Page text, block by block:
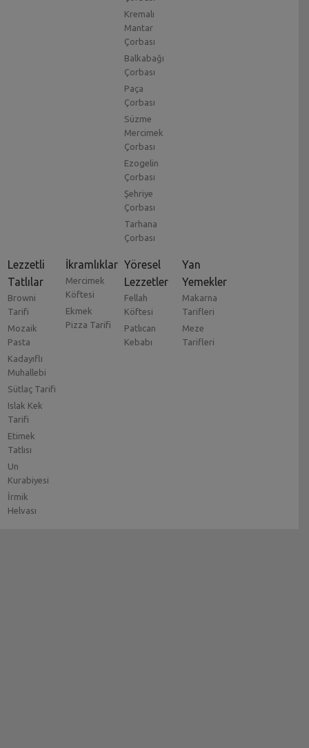
Kremalı
Mantar
Çorbası
Balkabağı
Çorbası
Paça
Çorbası
Süzme
Mercimek
Çorbası
Ezogelin
Çorbası
Şehriye
Çorbası
Tarhana
Çorbası
Lezzetli
Tatlılar
Browni
Tarifi
Mozaik
Pasta
Kadayıflı
Muhallebi
Sütlaç Tarifi
Islak Kek
Tarifi
Etimek
Tatlısı
Un
Kurabiyesi
İrmik
Helvası
İkramlıklar
Mercimek
Köftesi
Ekmek
Pizza Tarifi
Yöresel
Lezzetler
Fellah
Köftesi
Patlıcan
Kebabı
Yan
Yemekler
Makarna
Tarifleri
Meze
Tarifleri